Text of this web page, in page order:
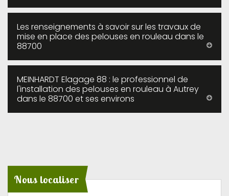
Les renseignements à savoir sur les travaux de
mise en place des pelouses en rouleau dans le
88700
MEINHARDT Elagage 88 : le professionnel de
l'installation des pelouses en rouleau à Autrey
dans le 88700 et ses environs
Nous localiser